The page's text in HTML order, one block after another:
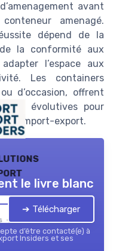
avant
amenagé.
dépend de la
la conformité aux
l’espace aux
Les containers
d’occasion, offrent
et évolutives pour
l’import-export.
— 2026
le livre blanc
➔ Télécharger
d’être contacté(e) à
Insiders et ses